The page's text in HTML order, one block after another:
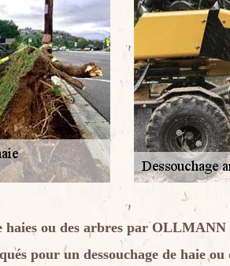
haies ou des arbres par
pour un dessouchage de haie ou